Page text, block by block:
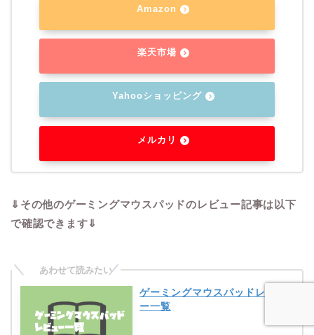
Amazon
楽天市場
Yahooショッピング
メルカリ
⇓その他のゲーミングマウスパッドのレビュー記事は以下
で確認できます⇓
ゲーミングマウスパッドレビュ
ー一覧